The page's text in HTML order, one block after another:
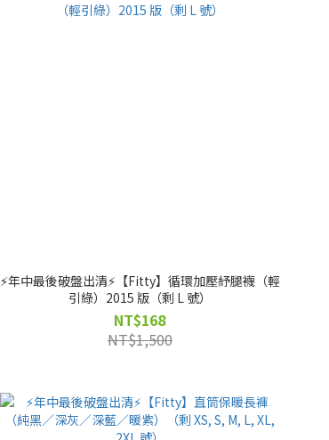
⚡️年中最後破盤出清⚡️【Fitty】循環加壓紓腿襪（輕
引綠）2015 版（剩 L 號）
NT$168
NT$1,500